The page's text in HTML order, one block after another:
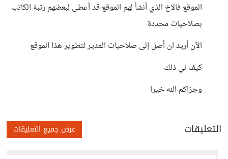
الموقع فالاخ الذي أنشأ لهم الموقع قد أعطى لبعضهم رتبة الكاتب
بصلاحيات محددة
الآن أريد ان أصل إلى صلاحيات المدير لتطوير هذا الموقع
كيف لي ذلك
وجزاكم الله خيرا
التعليقات عرض جميع التعليقات